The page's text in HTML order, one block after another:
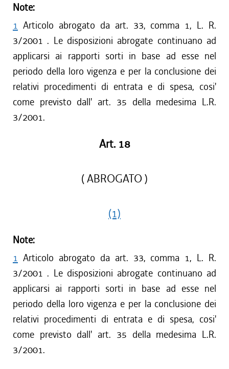
Note:
1 Articolo abrogato da art. 33, comma 1, L. R.
3/2001 . Le disposizioni abrogate continuano ad
applicarsi ai rapporti sorti in base ad esse nel
periodo della loro vigenza e per la conclusione dei
relativi procedimenti di entrata e di spesa, cosi'
come previsto dall' art. 35 della medesima L.R.
3/2001.
Art. 18
( ABROGATO )
(1)
Note:
1 Articolo abrogato da art. 33, comma 1, L. R.
3/2001 . Le disposizioni abrogate continuano ad
applicarsi ai rapporti sorti in base ad esse nel
periodo della loro vigenza e per la conclusione dei
relativi procedimenti di entrata e di spesa, cosi'
come previsto dall' art. 35 della medesima L.R.
3/2001.